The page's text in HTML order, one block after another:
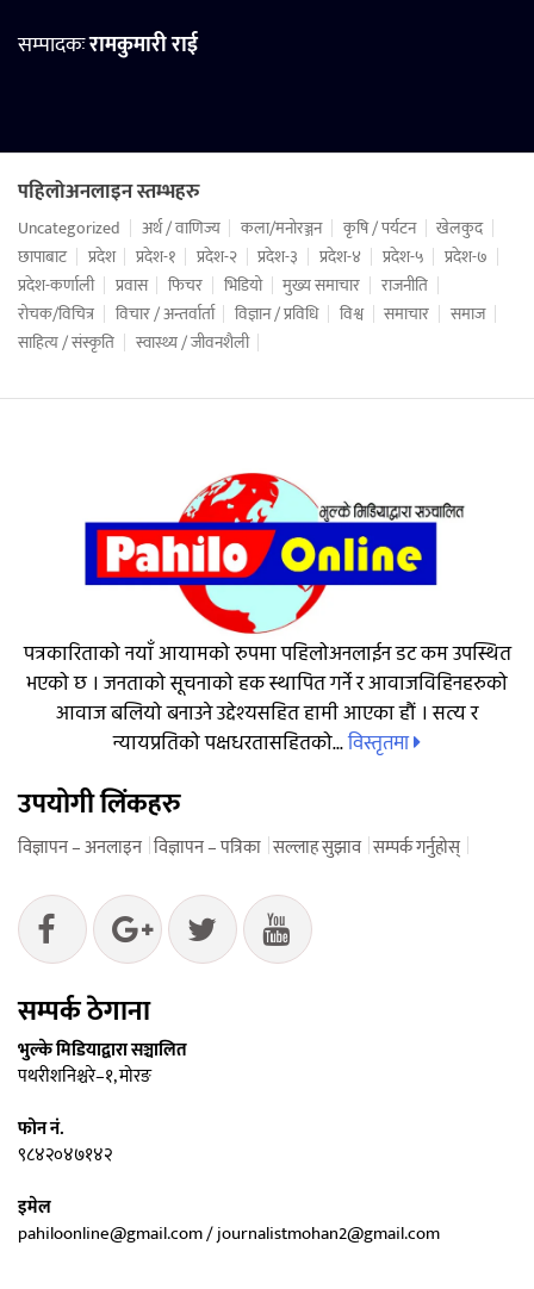
सम्पादकःरामकुमारी राई
पहिलोअनलाइन स्तम्भहरु
Uncategorized अर्थ / वाणिज्य कला/मनोरञ्जन कृषि / पर्यटन
खेलकुद
छापाबाट
प्रदेश प्रदेश-१ प्रदेश-२ प्रदेश-३ प्रदेश-४ प्रदेश-५
प्रदेश-७
प्रदेश-कर्णाली
प्रवास फिचर भिडियो मुख्य समाचार
राजनीति
रोचक/विचित्र
विचार / अन्तर्वार्ता विज्ञान / प्रविधि विश्व समाचार
समाज
साहित्य / संस्कृति
स्वास्थ्य / जीवनशैली
पत्रकारिताको नयाँ आयामको रुपमा पहिलोअनलाईन डट कम उपस्थित
भएको छ । जनताको सूचनाको हक स्थापित गर्ने र आवाजविहिनहरुको
आवाज बलियो बनाउने उद्देश्यसहित हामी आएका हौं । सत्य र
न्यायप्रतिको पक्षधरतासहितको...विस्तृतमा
उपयोगी लिंकहरु
विज्ञापन – अनलाइन विज्ञापन – पत्रिका सल्लाह सुझाव सम्पर्क गर्नुहोस्
सम्पर्क ठेगाना
भुल्के मिडियाद्वारा सञ्चालित
पथरीशनिश्चरे–१, मोरङ
फोन नं.
९८४२०४७१४२
इमेल
pahiloonline@gmail.com / journalistmohan2@gmail.com